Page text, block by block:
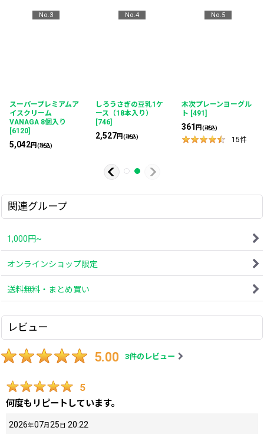
No.3
スーパープレミアムア
イスクリーム
VANAGA 8個入り
[6120]
5,042円(税込)
No.4
しろうさぎの豆乳1ケ
ース（18本入り）
[746]
2,527円(税込)
No.5
木次プレーンヨーグル
ト [491]
361 円(税込)
15件
関連グループ
1,000円~
オンラインショップ限定
送料無料・まとめ買い
レビュー
5.00 3件のレビュー
5
何度もリピートしています。
2026年07月25日 20:22